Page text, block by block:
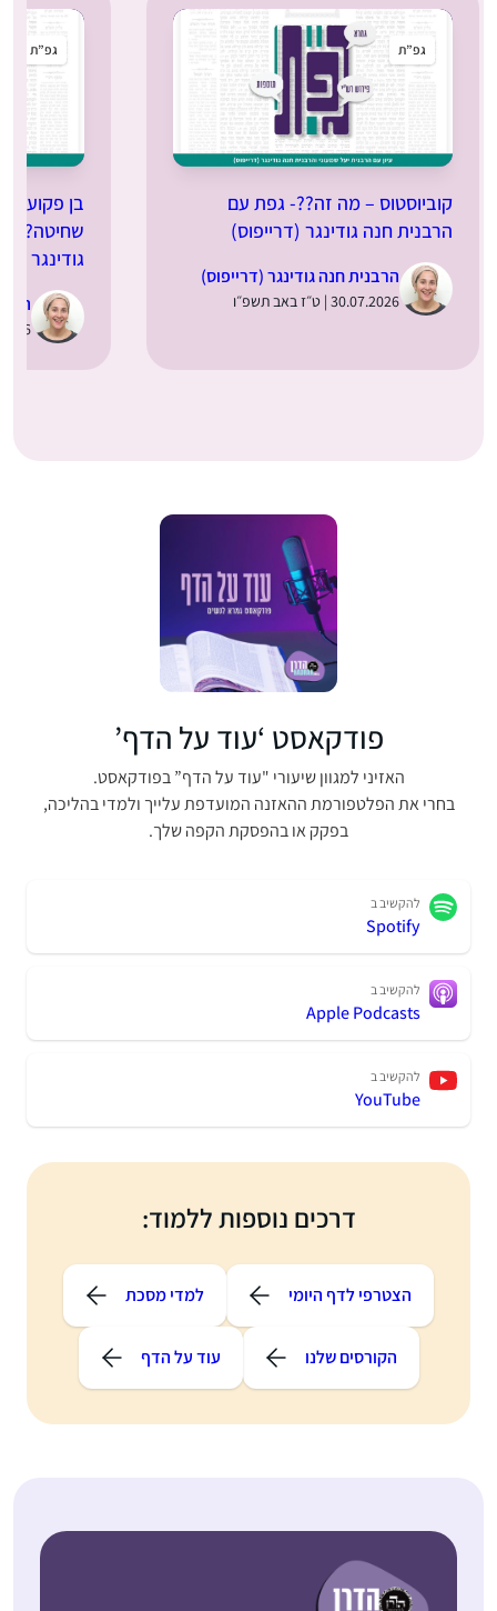
גפ”ת
קוביוסטוס – מה זה??- גפת עם
הרבנית חנה גודינגר (דרייפוס)
הרבנית חנה גודינגר (דרייפוס)
30.07.2026 | ט״ז באב תשפ״ו
גפ”ת
בן
שחיטה?-
גודינגר
14.07.2026
פודקאסט ‘עוד על הדף’
האזיני למגוון שיעורי "עוד על הדף” בפודקאסט.
בחרי את הפלטפורמת ההאזנה המועדפת עלייך ולמדי בהליכה,
בפקק או בהפסקת הקפה שלך.
להקשיב ב
Spotify
להקשיב ב
Apple Podcasts
להקשיב ב
YouTube
דרכים נוספות ללמוד:
הצטרפי לדף היומי למדי מסכת
הקורסים שלנו עוד על הדף